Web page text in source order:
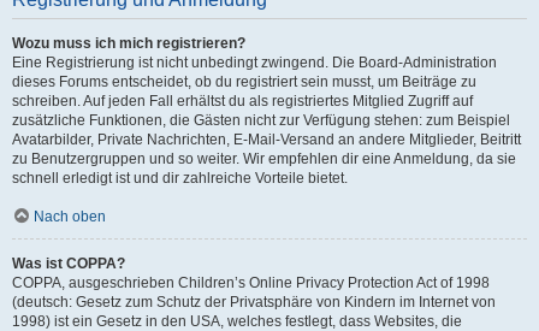
Wozu muss ich mich registrieren?
Eine Registrierung ist nicht unbedingt zwingend. Die Board-Administration
dieses Forums entscheidet, ob du registriert sein musst, um Beiträge zu
schreiben. Auf jeden Fall erhältst du als registriertes Mitglied Zugriff auf
zusätzliche Funktionen, die Gästen nicht zur Verfügung stehen: zum Beispiel
Avatarbilder, Private Nachrichten, E-Mail-Versand an andere Mitglieder, Beitritt
zu Benutzergruppen und so weiter. Wir empfehlen dir eine Anmeldung, da sie
schnell erledigt ist und dir zahlreiche Vorteile bietet.
Nach oben
Was ist COPPA?
COPPA, ausgeschrieben Children’s Online Privacy Protection Act of 1998
(deutsch: Gesetz zum Schutz der Privatsphäre von Kindern im Internet von
1998) ist ein Gesetz in den USA, welches festlegt, dass Websites, die